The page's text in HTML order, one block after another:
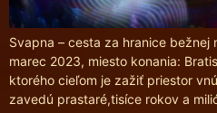
Svapna – cesta za hranice bežnej
marec 2023, miesto konania:
ktorého cieľom je zažiť priestor
zavedú prastaré,tisíce rokov a